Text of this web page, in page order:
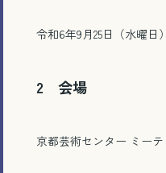
令和6年9月25日（水曜日
2 会場
京都芸術センター ミー